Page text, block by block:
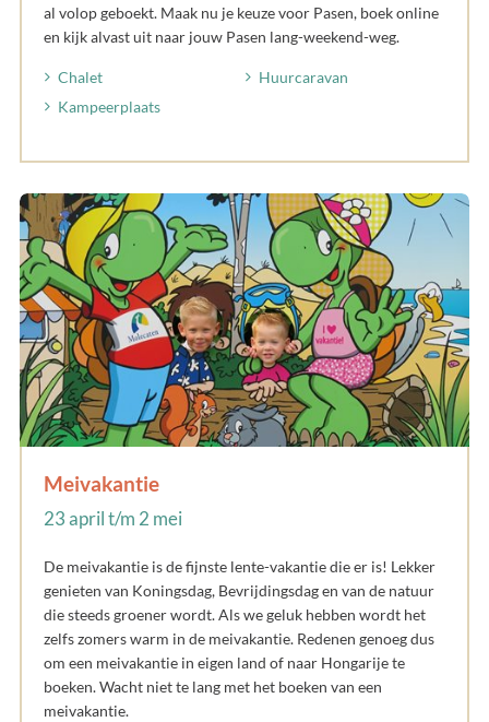
al volop geboekt. Maak nu je keuze voor Pasen, boek online
en kijk alvast uit naar jouw Pasen lang-weekend-weg.
Chalet
Huurcaravan
Kampeerplaats
Meivakantie
23 april t/m 2 mei
De meivakantie is de fijnste lente-vakantie die er is! Lekker
genieten van Koningsdag, Bevrijdingsdag en van de natuur
die steeds groener wordt. Als we geluk hebben wordt het
zelfs zomers warm in de meivakantie. Redenen genoeg dus
om een meivakantie in eigen land of naar Hongarije te
boeken. Wacht niet te lang met het boeken van een
meivakantie.